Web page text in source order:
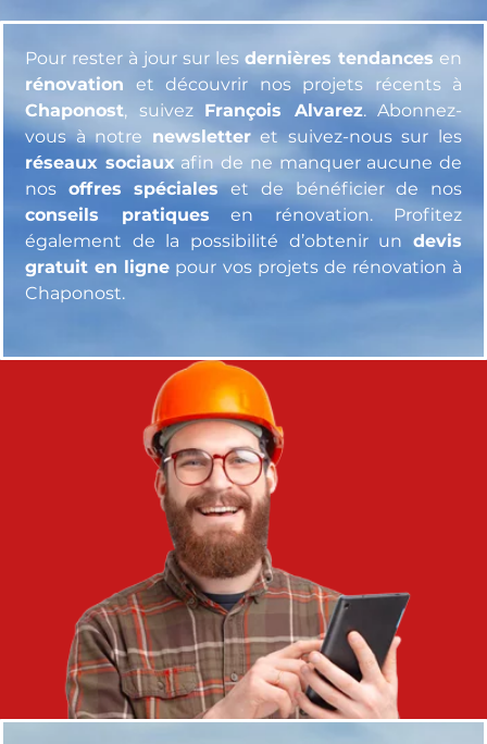
Pour rester à jour sur les dernières tendances en
rénovation et découvrir nos projets récents à
Chaponost, suivez François Alvarez. Abonnez-
vous à notre newsletteret suivez-nous sur les
réseaux sociauxafin de ne manquer aucune de
nos offres spécialeset de bénéficier de nos
conseils pratiques en rénovation. Profitez
également de la possibilité d’obtenir un devis
gratuit en ligne pour vos projets de rénovation à
Chaponost.